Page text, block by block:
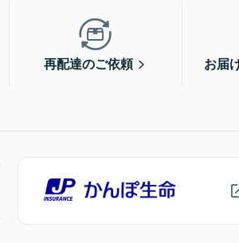
再配達のご依頼 お届